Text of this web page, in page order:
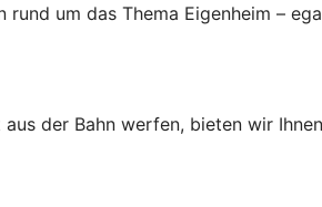
um das Thema Eigenheim –
der Bahn werfen, bieten wir